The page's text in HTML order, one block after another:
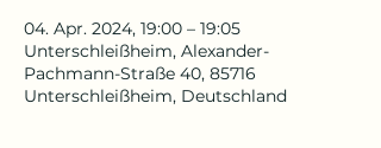
04. Apr. 2024, 19:00 – 19:05
Unterschleißheim, Alexander-
Pachmann-Straße 40, 85716
Unterschleißheim, Deutschland